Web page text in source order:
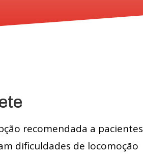
recomendada a pacientes
dificuldades de locomoção